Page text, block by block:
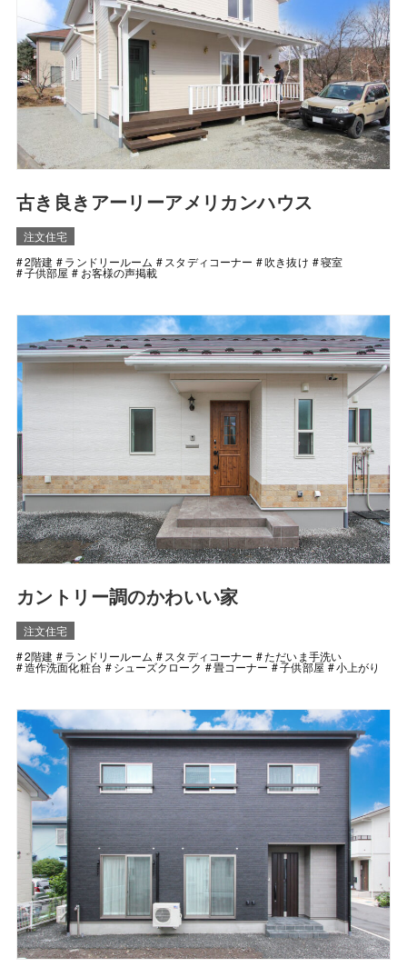
古き良きアーリーアメリカンハウス
注文住宅
2階建
ランドリールーム スタディコーナー 吹き抜け 寝室
子供部屋 お客様の声掲載
カントリー調のかわいい家
注文住宅
2階建
ランドリールーム スタディコーナー ただいま手洗い
造作洗面化粧台 シューズクローク 畳コーナー 子供部屋 小上がり